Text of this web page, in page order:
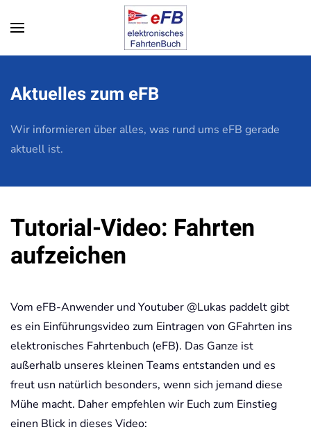
Zum Hauptinhalt springen
Aktuelles zum eFB
Wir informieren über alles, was rund ums eFB gerade
aktuell ist.
Tutorial-Video: Fahrten
aufzeichen
Vom eFB-Anwender und Youtuber @Lukas paddelt gibt
es ein Einführungsvideo zum Eintragen von GFahrten ins
elektronisches Fahrtenbuch (eFB). Das Ganze ist
außerhalb unseres kleinen Teams entstanden und es
freut usn natürlich besonders, wenn sich jemand diese
Mühe macht. Daher empfehlen wir Euch zum Einstieg
einen Blick in dieses Video: